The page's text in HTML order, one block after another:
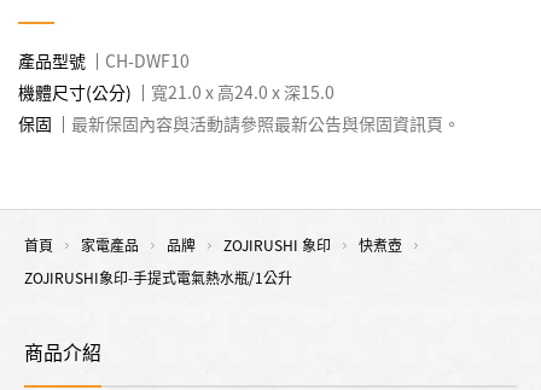
產品型號
CH-DWF10
機體尺寸(公分)
寬21.0 x 高24.0 x 深15.0
保固
最新保固內容與活動請參照最新公告與保固資訊頁。
首頁 家電產品 品牌 ZOJIRUSHI 象印
快煮壺
ZOJIRUSHI象印-手提式電氣熱水瓶/1公升
商品介紹